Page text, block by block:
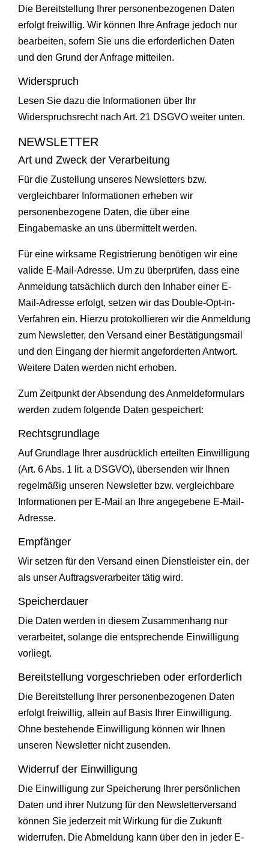
Die Bereitstellung Ihrer personenbezogenen Daten
erfolgt freiwillig. Wir können Ihre Anfrage jedoch nur
bearbeiten, sofern Sie uns die erforderlichen Daten
und den Grund der Anfrage mitteilen.
Widerspruch
Lesen Sie dazu die Informationen über Ihr
Widerspruchsrecht nach Art. 21 DSGVO weiter unten.
NEWSLETTER
Art und Zweck der Verarbeitung
Für die Zustellung unseres Newsletters bzw.
vergleichbarer Informationen erheben wir
personenbezogene Daten, die über eine
Eingabemaske an uns übermittelt werden.
Für eine wirksame Registrierung benötigen wir eine
valide E-Mail-Adresse. Um zu überprüfen, dass eine
Anmeldung tatsächlich durch den Inhaber einer E-
Mail-Adresse erfolgt, setzen wir das Double-Opt-in-
Verfahren ein. Hierzu protokollieren wir die Anmeldung
zum Newsletter, den Versand einer Bestätigungsmail
und den Eingang der hiermit angeforderten Antwort.
Weitere Daten werden nicht erhoben.
Zum Zeitpunkt der Absendung des Anmeldeformulars
werden zudem folgende Daten gespeichert:
Rechtsgrundlage
Auf Grundlage Ihrer ausdrücklich erteilten Einwilligung
(Art. 6 Abs. 1 lit. a DSGVO), übersenden wir Ihnen
regelmäßig unseren Newsletter bzw. vergleichbare
Informationen per E-Mail an Ihre angegebene E-Mail-
Adresse.
Empfänger
Wir setzen für den Versand einen Dienstleister ein, der
als unser Auftragsverarbeiter tätig wird.
Speicherdauer
Die Daten werden in diesem Zusammenhang nur
verarbeitet, solange die entsprechende Einwilligung
vorliegt.
Bereitstellung vorgeschrieben oder erforderlich
Die Bereitstellung Ihrer personenbezogenen Daten
erfolgt freiwillig, allein auf Basis Ihrer Einwilligung.
Ohne bestehende Einwilligung können wir Ihnen
unseren Newsletter nicht zusenden.
Widerruf der Einwilligung
Die Einwilligung zur Speicherung Ihrer persönlichen
Daten und ihrer Nutzung für den Newsletterversand
können Sie jederzeit mit Wirkung für die Zukunft
widerrufen. Die Abmeldung kann über den in jeder E-